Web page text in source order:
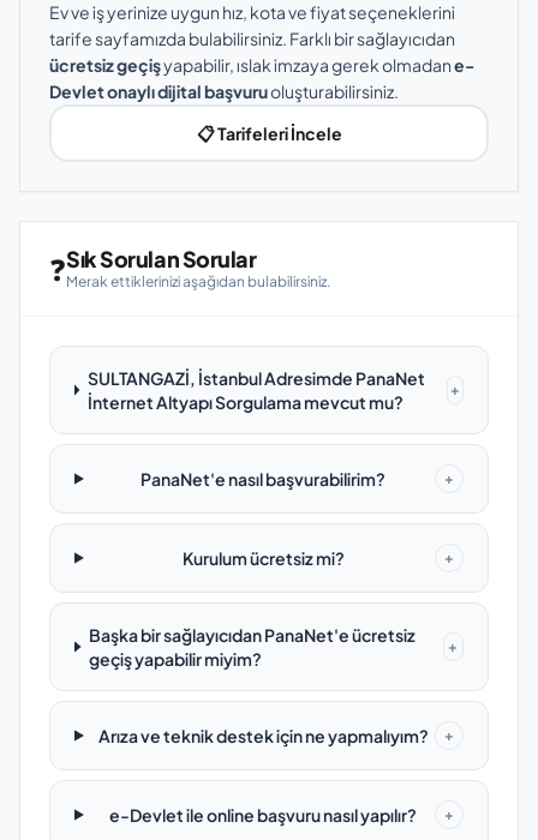
Ev ve iş yerinize uygun hız, kota ve fiyat seçeneklerini
tarife sayfamızda bulabilirsiniz. Farklı bir sağlayıcıdan
ücretsiz geçişyapabilir, ıslak imzaya gerek olmadane-
Devlet onaylı dijital başvuruoluşturabilirsiniz.
📋 Tarifeleri İncele
❓Sık Sorulan Sorular
Merak ettiklerinizi aşağıdan bulabilirsiniz.
SULTANGAZİ, İstanbul Adresimde PanaNet
İnternet Altyapı Sorgulama mevcut mu?
+
PanaNet'e nasıl başvurabilirim? +
Kurulum ücretsiz mi? +
Başka bir sağlayıcıdan PanaNet'e ücretsiz
geçiş yapabilir miyim?
+
Arıza ve teknik destek için ne yapmalıyım? +
e-Devlet ile online başvuru nasıl yapılır? +